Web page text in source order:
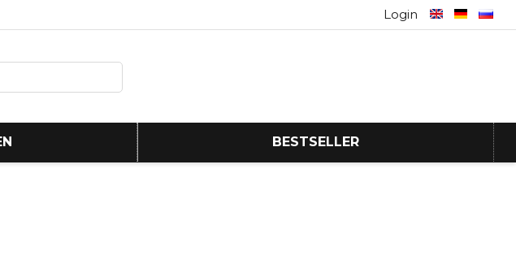
Login
BESTSELLER